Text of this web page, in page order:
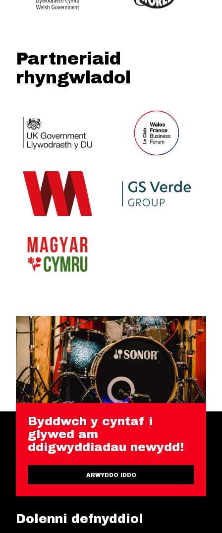
Partneriaid
rhyngwladol
Byddwch y cyntaf i
glywed am
ddigwyddiadau newydd!
ARWYDDO IDDO
Dolenni defnyddiol